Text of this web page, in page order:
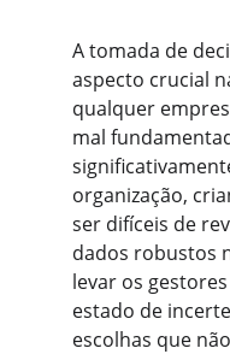
A tomada de
aspecto crucial
qualquer
mal
organização,
ser difíceis de
dados robustos
levar os
estado de
escolhas que